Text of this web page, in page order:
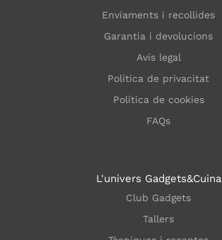
Enviaments i recollides
Garantia i devolucions
Avís legal
Política de privacitat
Política de cookies
FAQs
L'univers Gadgets&Cuina
Club Gadgets
Tallers